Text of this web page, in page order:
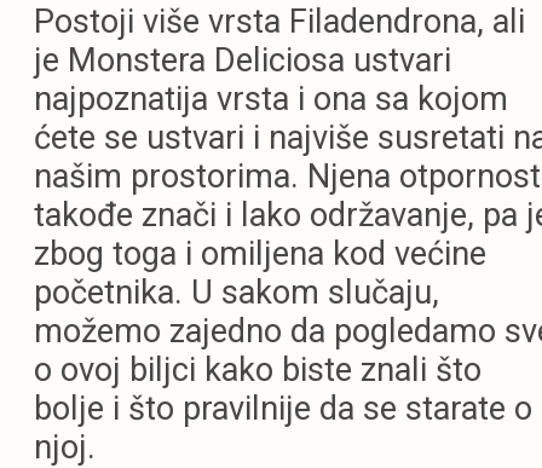
Postoji više vrsta Filadendrona, ali
je Monstera Deliciosa ustvari
najpoznatija vrsta i ona sa kojom
ćete se ustvari i najviše susretati
našim prostorima. Njena otpornost
takođe znači i lako održavanje, pa
zbog toga i omiljena kod većine
početnika. U sakom slučaju,
možemo zajedno da pogledamo
o ovoj biljci kako biste znali što
bolje i što pravilnije da se starate o
njoj.